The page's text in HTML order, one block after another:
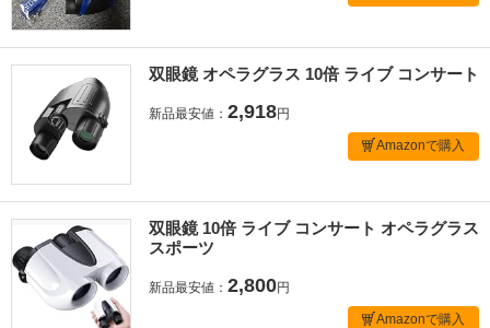
双眼鏡 オペラグラス 10倍 ライブ コンサート
新品最安値： 2,918円
Amazonで購入
双眼鏡 10倍 ライブ コンサート オペラグラス
スポーツ
新品最安値： 2,800円
Amazonで購入